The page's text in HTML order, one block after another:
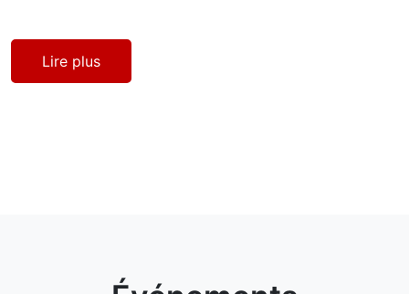
Lire plus